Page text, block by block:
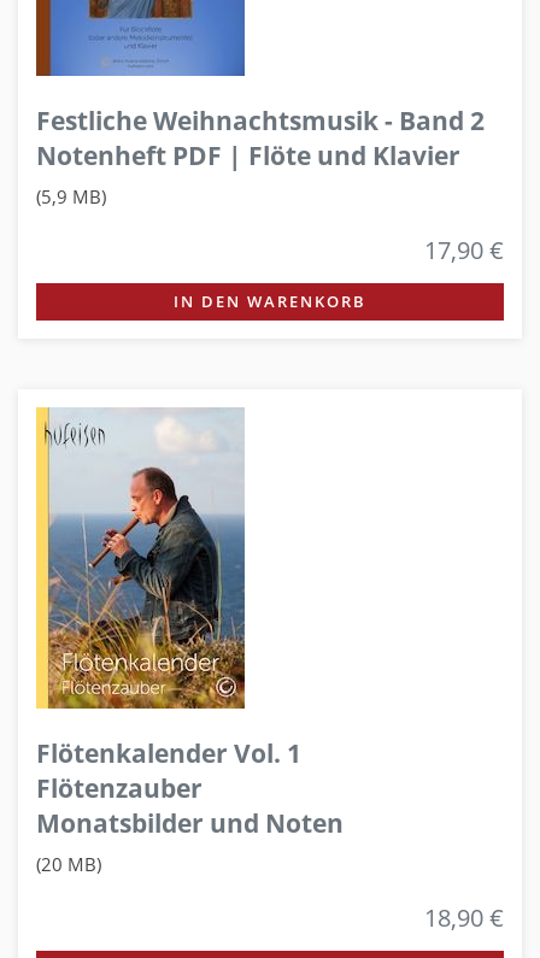
Festliche Weihnachtsmusik - Band 2
Notenheft PDF | Flöte und Klavier
(5,9 MB)
17,90 €
IN DEN WARENKORB
Flötenkalender Vol. 1
Flötenzauber
Monatsbilder und Noten
(20 MB)
18,90 €